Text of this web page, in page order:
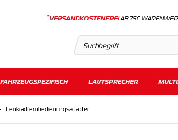
*VERSANDKOSTENFREIAB 75€
Artikel
FAHRZEUGSPEZIFISCH LAUTSPRECHER
Lenkradfernbedienungsadapter